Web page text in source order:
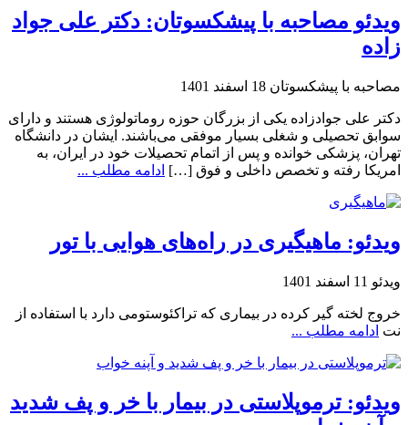
ویدئو مصاحبه با پیشکسوتان: دکتر علی جواد
زاده
مصاحبه با پیشکسوتان 18 اسفند 1401
دکتر علی جواد‌زاده یکی از بزرگان حوزه روماتولوژی هستند و دارای
سوابق تحصیلی و شغلی بسیار موفقی می‌باشند. ایشان در دانشگاه
تهران، پزشکی خوانده و پس از اتمام تحصیلات خود در ایران، به
امریکا رفته و تخصص داخلی و فوق […] ادامه مطلب ...
ویدئو: ماهیگیری در راه‌های هوایی با تور
ویدئو 11 اسفند 1401
خروج لخته گیر کرده در بیماری که تراکئوستومی دارد با استفاده از
نت ادامه مطلب ...
ویدئو: ترموپلاستی در بیمار با خر و پف شدید